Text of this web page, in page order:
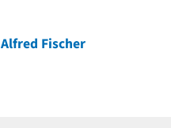
Alfred Fischer